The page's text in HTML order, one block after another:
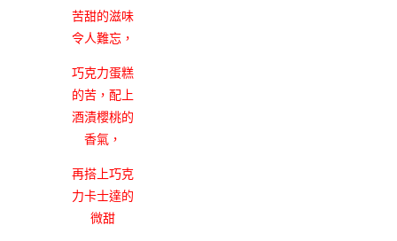
苦甜的滋味
令人難忘，
巧克力蛋糕
的苦，配上
酒漬櫻桃的
香氣，
再搭上巧克
力卡士達的
微甜